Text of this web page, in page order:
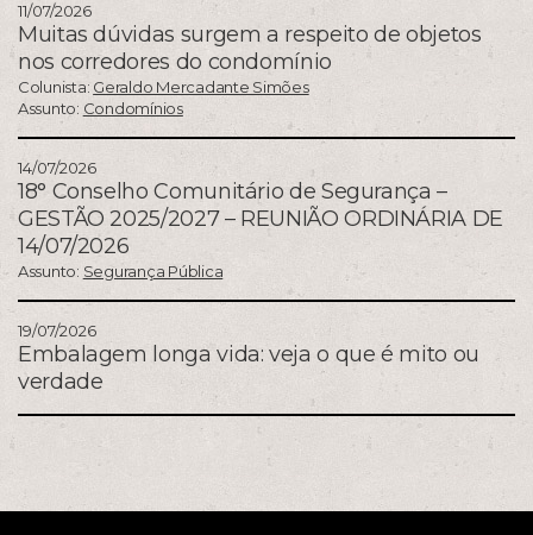
11/07/2026
Muitas dúvidas surgem a respeito de objetos
nos corredores do condomínio
Colunista: Geraldo Mercadante Simões
Assunto: Condomínios
14/07/2026
18° Conselho Comunitário de Segurança –
GESTÃO 2025/2027 – REUNIÃO ORDINÁRIA DE
14/07/2026
Assunto: Segurança Pública
19/07/2026
Embalagem longa vida: veja o que é mito ou
verdade